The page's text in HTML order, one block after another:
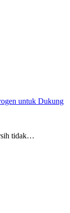
untuk Dukung
tidak…